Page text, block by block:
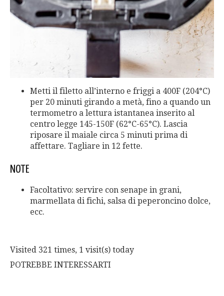
Metti il ​​filetto all’interno e friggi a 400F (204°C)
per 20 minuti girando a metà, fino a quando un
termometro a lettura istantanea inserito al
centro legge 145-150F (62°C-65°C). Lascia
riposare il maiale circa 5 minuti prima di
affettare. Tagliare in 12 fette.
NOTE
Facoltativo: servire con senape in grani,
marmellata di fichi, salsa di peperoncino dolce,
ecc.
Visited 321 times, 1 visit(s) today
POTREBBE INTERESSARTI